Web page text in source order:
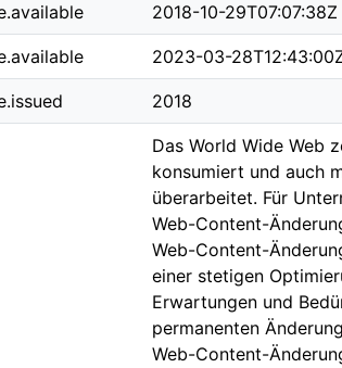
2018-10-29T07:07:38Z
2023-03-
2018
Das World Wide Web
konsumiert und auch
überarbeitet. Für
Web-Content-
Web-Content-
einer stetigen
Erwartungen und
permanenten
Web-Content-